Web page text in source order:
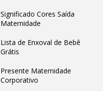
Significado Cores Saída
Maternidade
Lista de Enxoval de Bebê
Grátis
Presente Maternidade
Corporativo